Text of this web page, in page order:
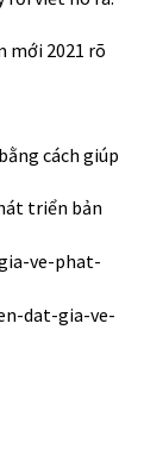
mới 2021 rõ
cách giúp
triển bản
ve-phat-
dat-gia-ve-